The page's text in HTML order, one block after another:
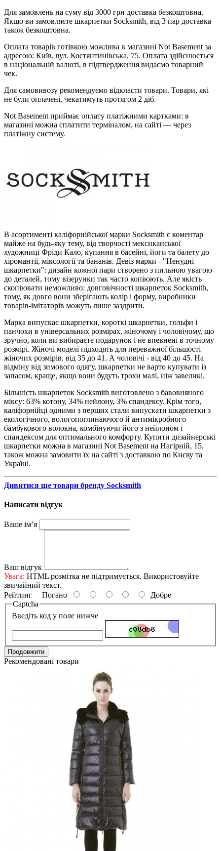
Для замовлень на суму від 3000 грн доставка безкоштовна.
Якщо ви замовляєте шкарпетки Socksmith, від 3 пар доставка
також безкоштовна.
Оплата товарів готівкою можлива в магазині Not Basement за
адресою: Київ, вул. Костянтинівська, 75. Оплата здійснюється
в національній валюті, в підтвердження видаємо товарний
чек.
Для самовивозу рекомендуємо відкласти товари. Товари, які
не були оплачені, чекатимуть протягом 2 діб.
Not Basement приймає оплату платіжними картками: в
магазині можна сплатити терміналом, на сайті — через
платіжну систему.
В асортименті каліфорнійської марки Socksmith є коментар
майже на будь-яку тему, від творчості мексиканської
художниці Фріди Кало, купання в басейні, йоги та балету до
хіромантії, міксології та бананів. Девіз марки - "Ненудні
шкарпетки": дизайн кожної пари створено з пильною увагою
до деталей, тому візерунки так часто копіюють. Але якість
скопіювати неможливо: довговічності шкарпеток Socksmith,
тому, як довго вони зберігають колір і форму, виробники
товарів-імітаторів можуть лише заздрити.
Марка випускає шкарпетки, короткі шкарпетки, гольфи і
панчохи в універсальних розмірах, жіночому і чоловічому, що
зручно, коли ви вибираєте подарунок і не впевнені в точному
розмірі. Жіночі моделі підходять для переважної більшості
жіночих розмірів, від 35 до 41. А чоловічі - від 40 до 45. На
відміну від зимового одягу, шкарпетки не варто купувати із
запасом, краще, якщо вони будуть трохи малі, ніж завеликі.
Більшість шкарпеток Socksmith виготовлено з бавовняного
міксу: 63% котону, 34% нейлону, 3% спандексу. Крім того,
каліфорнійці одними з перших стали випускати шкарпетки з
екологічного, вологопоглинаючого й антимікробного
бамбукового волокна, комбінуючи його з нейлоном і
спандексом для оптимального комфорту. Купити дизайнерські
шкарпетки можна в магазині Not Basement на Нагірній, 15,
також можна замовити їх на сайті з доставкою по Києву та
Україні.
Дивитися ще товари бренду Socksmith
Написати відгук
Ваше ім’я
Ваш відгук
Увага: HTML розмітка не підтримується. Використовуйте
звичайний текст.
Рейтинг Погано
Добре
Captcha
Введіть код у поле нижче
Продовжити
Рекомендовані товари